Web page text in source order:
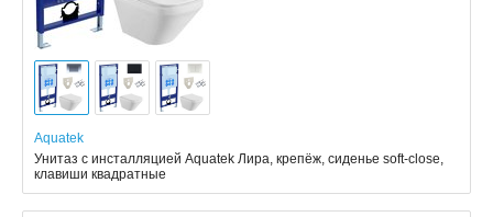
Aquatek
Унитаз с инсталляцией Aquatek Лира, крепёж, сиденье soft-close,
клавиши квадратные